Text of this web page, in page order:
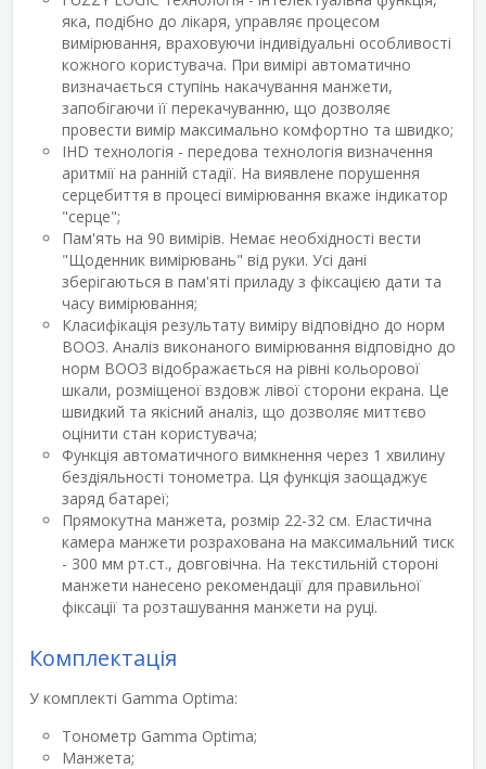
яка, подібно до лікаря, управляє процесом
вимірювання, враховуючи індивідуальні особливості
кожного користувача. При вимірі автоматично
визначається ступінь накачування манжети,
запобігаючи її перекачуванню, що дозволяє
провести вимір максимально комфортно та швидко;
IHD технологія - передова технологія визначення
аритмії на ранній стадії. На виявлене порушення
серцебиття в процесі вимірювання вкаже індикатор
"серце";
Пам'ять на 90 вимірів. Немає необхідності вести
"Щоденник вимірювань" від руки. Усі дані
зберігаються в пам'яті приладу з фіксацією дати та
часу вимірювання;
Класифікація результату виміру відповідно до норм
ВООЗ. Аналіз виконаного вимірювання відповідно до
норм ВООЗ відображається на рівні кольорової
шкали, розміщеної вздовж лівої сторони екрана. Це
швидкий та якісний аналіз, що дозволяє миттєво
оцінити стан користувача;
Функція автоматичного вимкнення через 1 хвилину
бездіяльності тонометра. Ця функція заощаджує
заряд батареї;
Прямокутна манжета, розмір 22-32 см. Еластична
камера манжети розрахована на максимальний тиск
- 300 мм рт.ст., довговічна. На текстильній стороні
манжети нанесено рекомендації для правильної
фіксації та розташування манжети на руці.
Комплектація
У комплекті Gamma Optima:
Тонометр Gamma Optima;
Манжета;